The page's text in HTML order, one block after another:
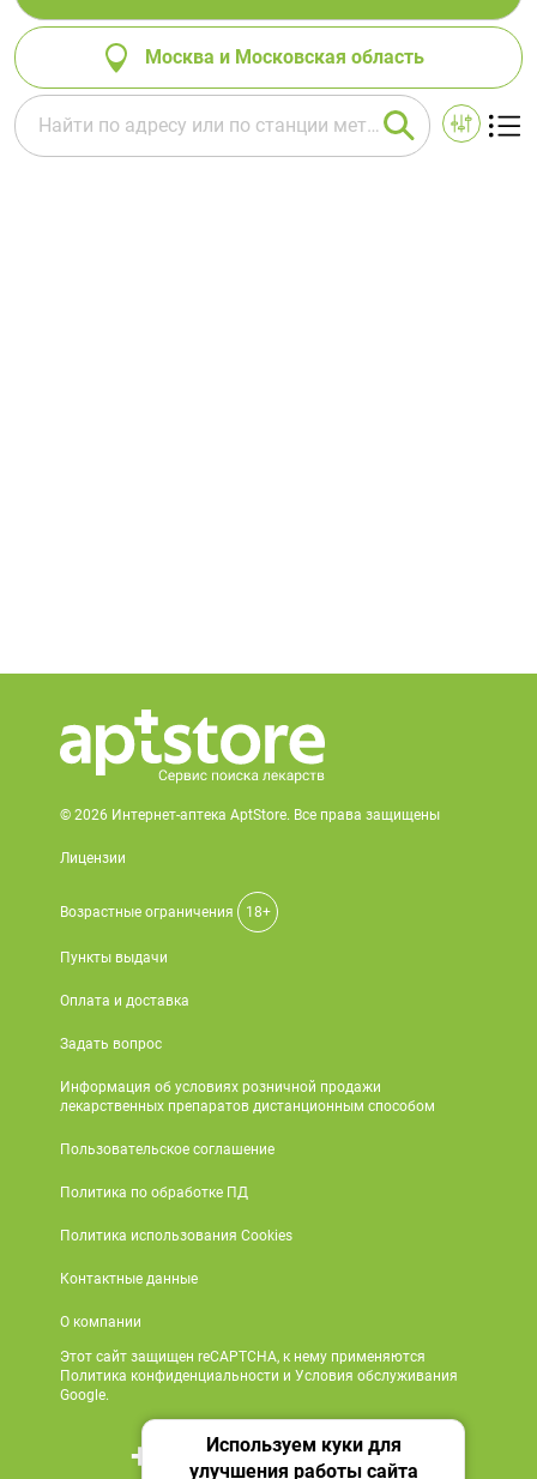
Москва и Московская область
© 2026 Интернет-аптека AptStore. Все права защищены
Лицензии
Возрастные ограничения 18+
Пункты выдачи
Оплата и доставка
Задать вопрос
Информация об условиях розничной продажи
лекарственных препаратов дистанционным способом
Пользовательское соглашение
Политика по обработке ПД
Политика использования Cookies
Контактные данные
О компании
Этот сайт защищен reCAPTCHA, к нему применяются
Политика конфиденциальности и Условия обслуживания
Google.
+7 495 419 18 18
Используем куки для
улучшения работы сайта